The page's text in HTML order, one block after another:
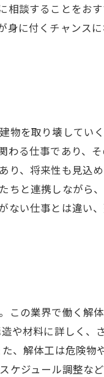
談することをお
に付くチャンス
を取り壊してい
る仕事であり、
、将来性も見込
と連携しながら
い仕事とは違い
の業界で働く解
材料に詳しく、
、解体工は危険
ジュール調整な